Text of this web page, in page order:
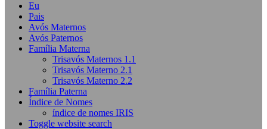
Eu
Pais
Avós Maternos
Avós Paternos
Família Materna
Trisavós Maternos 1.1
Trisavós Materno 2.1
Trisavós Materno 2.2
Família Paterna
Índice de Nomes
índice de nomes IRIS
Toggle website search